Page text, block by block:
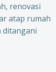
renovasi
atap rumah
ditangani